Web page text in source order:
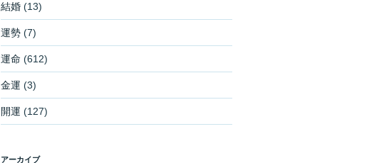
結婚(13)
運勢(7)
運命 (612)
金運 (3)
開運 (127)
アーカイブ